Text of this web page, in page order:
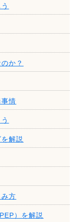
か？
情
解説
方
）を解説